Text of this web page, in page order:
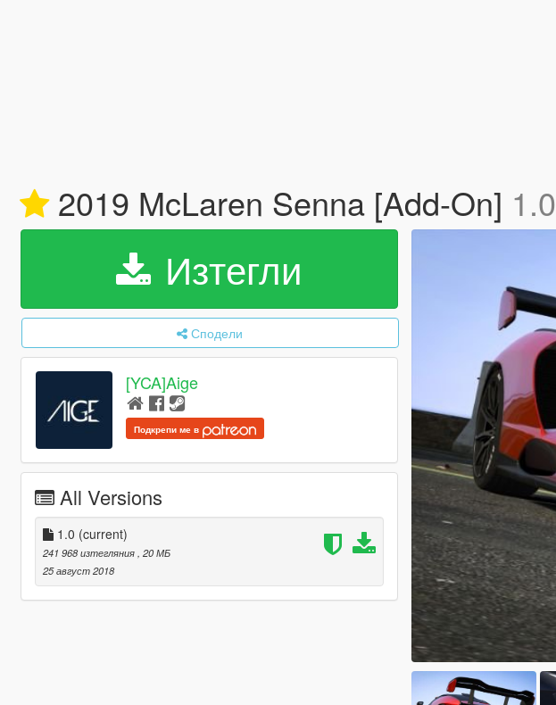
2019 McLaren Senna [Add-On] 1.0
Изтегли
Сподели
[YCA]Aige
Подкрепи ме в
All Versions
1.0 (current)
241 968 изтегляния , 20 МБ
25 август 2018